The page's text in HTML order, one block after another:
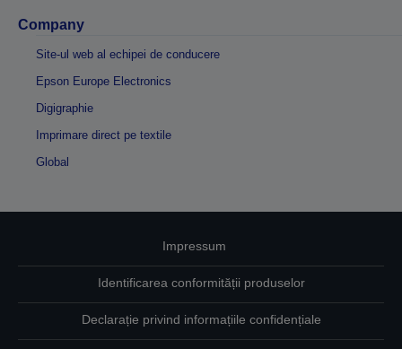
Company
Site-ul web al echipei de conducere
Epson Europe Electronics
Digigraphie
Imprimare direct pe textile
Global
Impressum
Identificarea conformității produselor
Declarație privind informațiile confidențiale